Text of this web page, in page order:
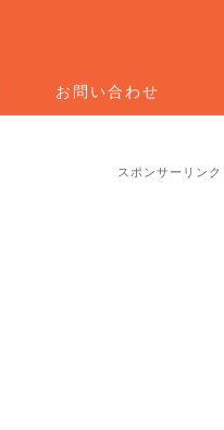
お問い合わせ
スポンサーリンク